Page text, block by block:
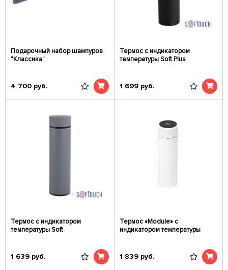
Подарочный набор шампуров
"Классика"
4 700 руб.
Термос с индикатором
температуры Soft Plus
1 699 руб.
Термос с индикатором
температуры Soft
1 639 руб.
Термос «Module» с
индикатором температуры
1 839 руб.